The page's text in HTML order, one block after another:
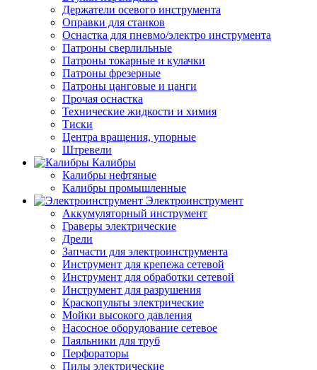
Держатели осевого инструмента
Оправки для станков
Оснастка для пневмо/электро инструмента
Патроны сверлильные
Патроны токарные и кулачки
Патроны фрезерные
Патроны цанговые и цанги
Прочая оснастка
Технические жидкости и химия
Тиски
Центра вращения, упорные
Штревели
Калибры
Калибры нефтяные
Калибры промышленные
Электроинструмент
Аккумуляторный инструмент
Граверы электрические
Дрели
Запчасти для электроинструмента
Инструмент для крепежа сетевой
Инструмент для обработки сетевой
Инструмент для разрушения
Краскопульты электрические
Мойки высокого давления
Насосное оборудование сетевое
Паяльники для труб
Перфораторы
Пилы электрические